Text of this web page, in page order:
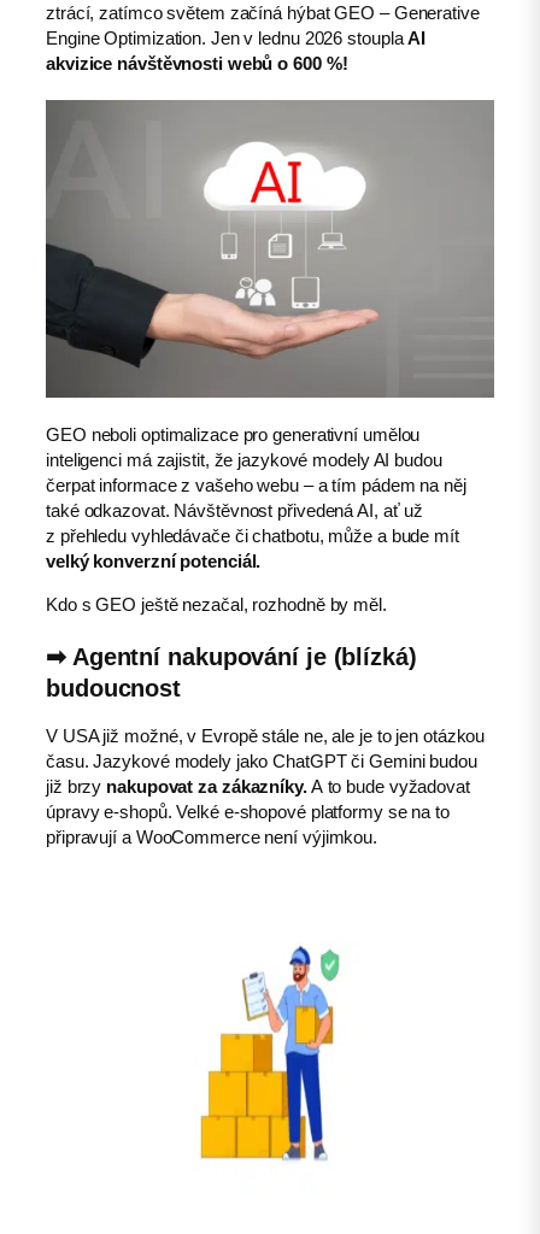
ztrácí, zatímco světem začíná hýbat GEO – Generative
Engine Optimization. Jen v lednu 2026 stouplaAI
akvizice návštěvnosti webů o 600 %!
GEO neboli optimalizace pro generativní umělou
inteligenci má zajistit, že jazykové modely AI budou
čerpat informace z vašeho webu – a tím pádem na něj
také odkazovat. Návštěvnost přivedená AI, ať už
z přehledu vyhledávače či chatbotu, může a bude mít
velký konverzní potenciál.
Kdo s GEO ještě nezačal, rozhodně by měl.
➡︎ Agentní nakupování je (blízká)
budoucnost
V USA již možné, v Evropě stále ne, ale je to jen otázkou
času. Jazykové modely jako ChatGPT či Gemini budou
již brzy nakupovat za zákazníky.A to bude vyžadovat
úpravy e-shopů. Velké e-shopové platformy se na to
připravují a WooCommerce není výjimkou.